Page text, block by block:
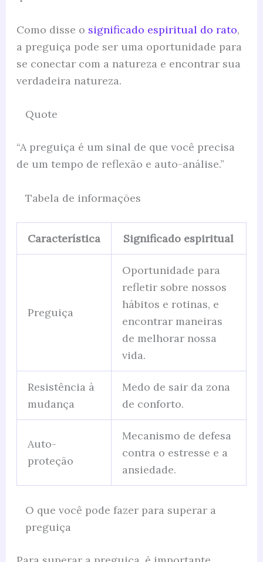
Como disse o significado espiritual do rato,
a preguiça pode ser uma oportunidade para
se conectar com a natureza e encontrar sua
verdadeira natureza.
Quote
“A preguiça é um sinal de que você precisa
de um tempo de reflexão e auto-análise.”
Tabela de informações
Característica Significado espiritual
Preguiça
Oportunidade para
refletir sobre nossos
hábitos e rotinas, e
encontrar maneiras
de melhorar nossa
vida.
Resistência à
mudança
Medo de sair da zona
de conforto.
Auto-
proteção
Mecanismo de defesa
contra o estresse e a
ansiedade.
O que você pode fazer para superar a
preguiça